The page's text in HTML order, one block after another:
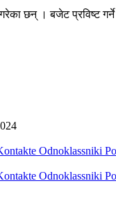
छन् । बजेट प्रविष्ट
Odnoklassniki
Odnoklassniki